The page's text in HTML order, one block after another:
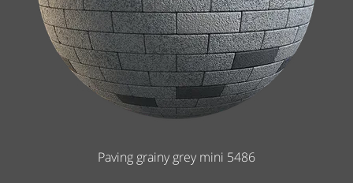
Paving grainy grey mini 5486